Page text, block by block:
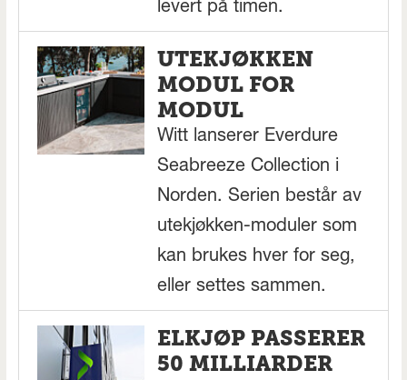
levert på timen.
UTEKJØKKEN
MODUL FOR
MODUL
Witt lanserer Everdure
Seabreeze Collection i
Norden. Serien består av
utekjøkken-moduler som
kan brukes hver for seg,
eller settes sammen.
ELKJØP PASSERER
50 MILLIARDER